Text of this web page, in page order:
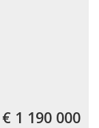
€ 1 190 000